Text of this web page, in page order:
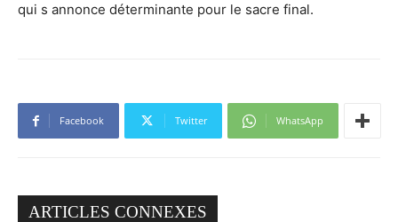
qui s annonce déterminante pour le sacre final.
Facebook Twitter WhatsApp
ARTICLES CONNEXES